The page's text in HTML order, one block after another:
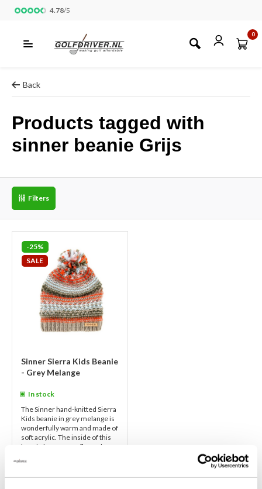
4.78/5
0
Back
Products tagged with
sinner beanie Grijs
Filters
-25%
SALE
Sinner Sierra Kids Beanie
- Grey Melange
In stock
The Sinner hand-knitted Sierra
Kids beanie in grey melange is
wonderfully warm and made of
soft acrylic. The inside of this
beanie has a warm fleece l...
€29,99
€22,50